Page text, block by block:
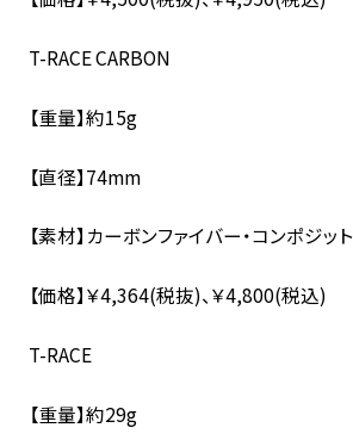
T-RACE CARBON
【重量】約15g
【直径】74mm
【素材】カーボンファイバー・コンポジット
【価格】￥4,364(税抜)、￥4,800(税込)
T-RACE
【重量】約29g